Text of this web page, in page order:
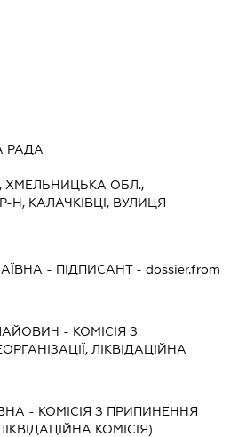
РАДА
ХМЕЛЬНИЦЬКА ОБЛ.,
КАЛАЧКІВЦІ, ВУЛИЦЯ
- ПІДПИСАНТ- dossier.from
- КОМІСІЯ З
ЛІКВІДАЦІЙНА
- КОМІСІЯ З ПРИПИНЕННЯ
КОМІСІЯ)